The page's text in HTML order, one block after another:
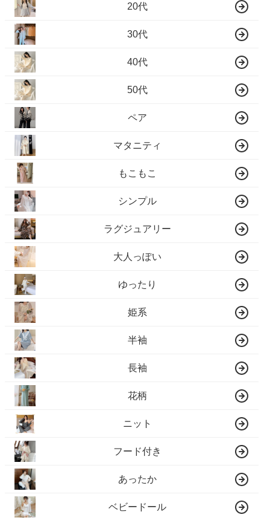
20代
30代
40代
50代
ペア
マタニティ
もこもこ
シンプル
ラグジュアリー
大人っぽい
ゆったり
姫系
半袖
長袖
花柄
ニット
フード付き
あったか
ベビードール